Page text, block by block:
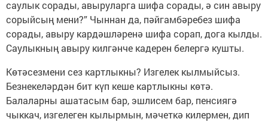
саулык сорады, авыруларга шифа сорады, ә син авыру
сорыйсың мени?” Чыннан да, пәйгамбәребез шифа
сорады, авыру кардәшләренә шифа сорап, дога кылды.
Саулыкның авыру килгәнче кадерен белергә кушты.
Көтәсезмени сез картлыкны? Изгелек кылмыйсыз.
Безнекеләрдән бит күп кеше картлыкны көтә.
Балаларны ашатасым бар, эшлисем бар, пенсиягә
чыккач, изгелеген кылырмын, мәчеткә килермен, дип